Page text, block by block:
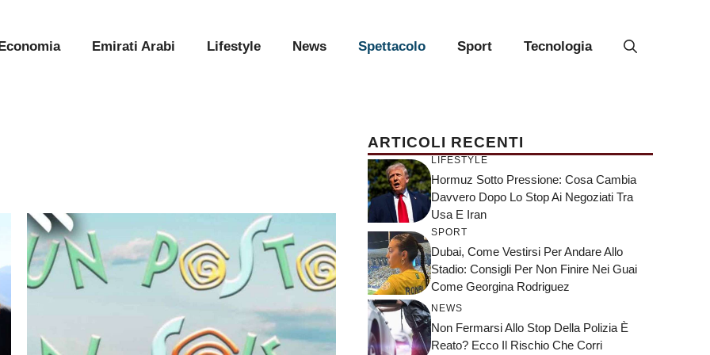
Economia Emirati Arabi Lifestyle News Spettacolo Sport Tecnologia
ARTICOLI RECENTI
LIFESTYLE
Hormuz Sotto Pressione: Cosa Cambia
Davvero Dopo Lo Stop Ai Negoziati Tra
Usa E Iran
SPORT
Dubai, Come Vestirsi Per Andare Allo
Stadio: Consigli Per Non Finire Nei Guai
Come Georgina Rodriguez
NEWS
Non Fermarsi Allo Stop Della Polizia È
Reato? Ecco Il Rischio Che Corri